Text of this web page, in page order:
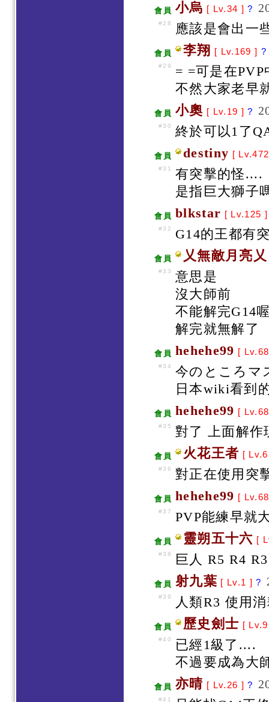
會員 小烏 [ Lv.34 ]?
#28 應該是會出一
會員 李翔 [ Lv.169 ] ?
#29
= =可是在
不然大家老早
會員 小奧 [ Lv.19 ]?
#30 終於可以1了
會員 destiny [
#31
有突擊的怪....
是指巨大獅子
會員 blkstar [ Lv.125
#32 G14的王都有
會員 乂無敵月亮乂
#33
意思是
沒大師前
不能解完G14
解完就無解了
會員 hehehe99 [
#34
今のところマ
日本wiki看到
會員 hehehe99 [
#35 對了 上面解作
會員 火花王者 [
#36 對正在使用突
會員 hehehe99 [
#37 PVP能練早就
會員 靈朔五十六 [
#38 巨人 R5 R4
會員 射九葉 [ Lv.1 ]?
#39 人類R3 使用
會員 歷史劍士 [
#40
已經1級了....
不過要成為大
會員 亦晴 [ Lv.26 ]?
#41